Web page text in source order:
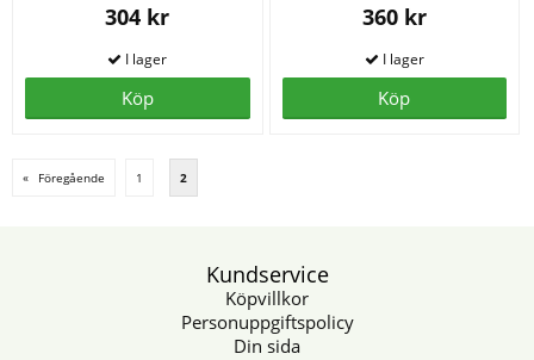
304 kr
Köp
360 kr
Köp
« Föregående 1 2
Kundservice
Köpvillkor
Personuppgiftspolicy
Din sida